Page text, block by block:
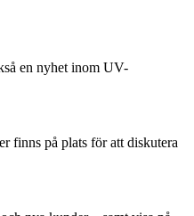
en nyhet inom UV-
finns på plats för att diskutera